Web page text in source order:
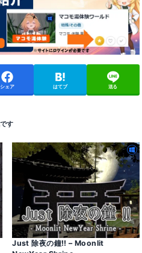
シェア はてブ 送る
Just 除夜の鐘ǃǃ – Moonlit